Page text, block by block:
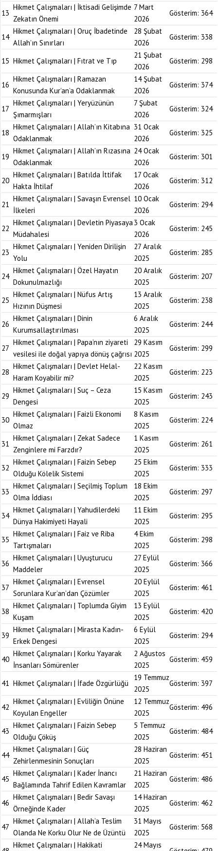
13
Hikmet Çalışmaları | İktisadi Gelişimde
Zekatın Önemi
7 Mart
2026
Gösterim: 364
14
Hikmet Çalışmaları | Oruç İbadetinde
Allah’ın Sınırları
28 Şubat
2026
Gösterim: 338
15 Hikmet Çalışmaları | Fıtrat ve Tıp
21 Şubat
2026
Gösterim: 298
16
Hikmet Çalışmaları | Ramazan
Konusunda Kur’an’a Odaklanmak
14 Şubat
2026
Gösterim: 374
17
Hikmet Çalışmaları | Yeryüzünün
Şımarmışları
7 Şubat
2026
Gösterim: 324
18
Hikmet Çalışmaları | Allah’ın Kitabına
Odaklanmak
31 Ocak
2026
Gösterim: 325
19
Hikmet Çalışmaları | Allah’ın Rızasına
Odaklanmak
24 Ocak
2026
Gösterim: 301
20
Hikmet Çalışmaları | Batılda İttifak
Hakta İhtilaf
17 Ocak
2026
Gösterim: 312
21
Hikmet Çalışmaları | Savaşın Evrensel
İlkeleri
10 Ocak
2026
Gösterim: 294
22
Hikmet Çalışmaları | Devletin Piyasaya
Müdahalesi
3 Ocak
2026
Gösterim: 245
23
Hikmet Çalışmaları | Yeniden Dirilişin
Yolu
27 Aralık
2025
Gösterim: 285
24
Hikmet Çalışmaları | Özel Hayatın
Dokunulmazlığı
20 Aralık
2025
Gösterim: 207
25
Hikmet Çalışmaları | Nüfus Artış
Hızının Düşmesi
13 Aralık
2025
Gösterim: 238
26
Hikmet Çalışmaları | Dinin
Kurumsallaştırılması
6 Aralık
2025
Gösterim: 244
27
Hikmet Çalışmaları | Papa’nın ziyareti
vesilesi ile doğal yapıya dönüş çağrısı
29 Kasım
2025
Gösterim: 299
28
Hikmet Çalışmaları | Devlet Helal-
Haram Koyabilir mi?
22 Kasım
2025
Gösterim: 223
29
Hikmet Çalışmaları | Suç – Ceza
Dengesi
15 Kasım
2025
Gösterim: 243
30
Hikmet Çalışmaları | Faizli Ekonomi
Olmaz
8 Kasım
2025
Gösterim: 224
31
Hikmet Çalışmaları | Zekat Sadece
Zenginlere mi Farzdır?
1 Kasım
2025
Gösterim: 261
32
Hikmet Çalışmaları | Faizin Sebep
Olduğu Kölelik Sistemi
25 Ekim
2025
Gösterim: 333
33
Hikmet Çalışmaları | Seçilmiş Toplum
Olma İddiası
18 Ekim
2025
Gösterim: 297
34
Hikmet Çalışmaları | Yahudilerdeki
Dünya Hakimiyeti Hayali
11 Ekim
2025
Gösterim: 295
35
Hikmet Çalışmaları | Faiz ve Riba
Tartışmaları
4 Ekim
2025
Gösterim: 298
36
Hikmet Çalışmaları | Uyuşturucu
Maddeler
27 Eylül
2025
Gösterim: 366
37
Hikmet Çalışmaları | Evrensel
Sorunlara Kur’an’dan Çözümler
20 Eylül
2025
Gösterim: 461
38
Hikmet Çalışmaları | Toplumda Giyim
Kuşam
13 Eylül
2025
Gösterim: 420
39
Hikmet Çalışmaları | Mirasta Kadın-
Erkek Dengesi
6 Eylül
2025
Gösterim: 294
40
Hikmet Çalışmaları | Korku Yayarak
İnsanları Sömürenler
2 Ağustos
2025
Gösterim: 459
41 Hikmet Çalışmaları | İfade Özgürlüğü
19 Temmuz
2025
Gösterim: 397
42
Hikmet Çalışmaları | Evliliğin Önüne
Koyulan Engeller
12 Temmuz
2025
Gösterim: 496
43
Hikmet Çalışmaları | Faizin Sebep
Olduğu Çöküş
5 Temmuz
2025
Gösterim: 484
44
Hikmet Çalışmaları | Güç
Zehirlenmesinin Sonuçları
28 Haziran
2025
Gösterim: 451
45
Hikmet Çalışmaları | Kader İnancı
Bağlamında Tahrif Edilen Kavramlar
21 Haziran
2025
Gösterim: 486
46
Hikmet Çalışmaları | Bedir Savaşı
Örneğinde Kader
14 Haziran
2025
Gösterim: 462
47
Hikmet Çalışmaları | Allah’a Teslim
Olanda Ne Korku Olur Ne de Üzüntü
31 Mayıs
2025
Gösterim: 568
Hikmet Çalışmaları | Hakikati 24 Mayıs